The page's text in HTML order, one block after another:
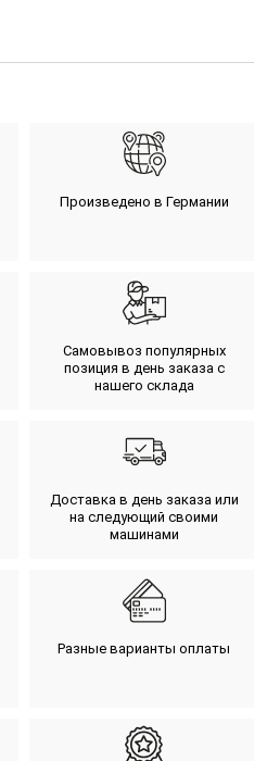
Произведено в Германии
Самовывоз популярных
позиция в день заказа с
нашего склада
Доставка в день заказа или
на следующий своими
машинами
Разные варианты оплаты